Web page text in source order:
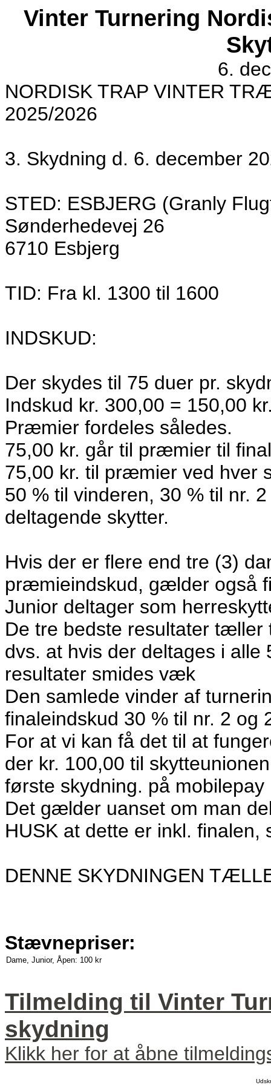
Vinter Turnering
6.
NORDISK TRAP VINTER
2025/2026
3. Skydning d. 6. december
STED: ESBJERG (Granly
Sønderhedevej 26
6710 Esbjerg
TID: Fra kl. 1300 til 1600
INDSKUD:
Der skydes til 75 duer pr.
Indskud kr. 300,00 = 150,00
Præmier fordeles således.
75,00 kr. går til præmier til
75,00 kr. til præmier ved hver
50 % til vinderen, 30 % til nr.
deltagende skytter.
Hvis der er flere end tre (3)
præmieindskud, gælder også
Junior deltager som
De tre bedste resultater tæller
dvs. at hvis der deltages i
resultater smides væk
Den samlede vinder af
finaleindskud 30 % til nr. 2 og
For at vi kan få det til at
der kr. 100,00 til
første skydning. på mobilepay
Det gælder uanset om man
HUSK at dette er inkl.
DENNE SKYDNINGEN
Stævnepriser:
Dame, Junior, Åpen: 100 kr
Tilmelding til Vinter
skydning
Klikk her for at åbne